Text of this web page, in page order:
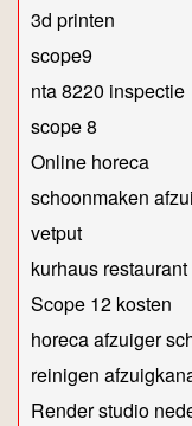
3d printen
scope9
nta 8220 inspectie
scope 8
Online horeca
schoonmaken
vetput
kurhaus restaurant
Scope 12 kosten
horeca afzuiger
reinigen
Render studio